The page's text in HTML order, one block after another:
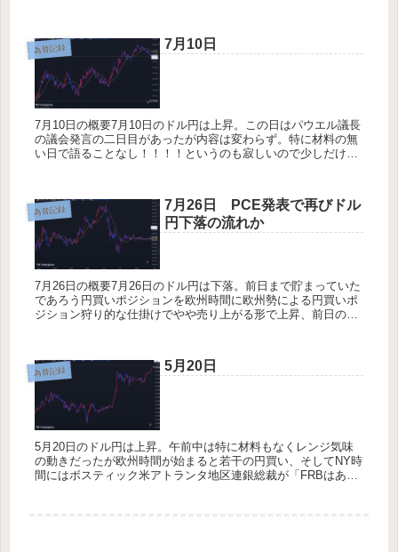
為替記録 7月10日
7月10日の概要7月10日のドル円は上昇。この日はパウエル議長
の議会発言の二日目があったが内容は変わらず。特に材料の無
い日で語ることなし！！！！というのも寂しいので少しだけ大
為替記録
7月26日 PCE発表で再びドル
円下落の流れか
7月26日の概要7月26日のドル円は下落。前日まで貯まっていた
であろう円買いポジションを欧州時間に欧州勢による円買いポ
ジション狩り的な仕掛けでやや売り上がる形で上昇、前日の高
為替記録 5月20日
5月20日のドル円は上昇。午前中は特に材料もなくレンジ気味
の動きだったが欧州時間が始まると若干の円買い、そしてNY時
間にはボスティック米アトランタ地区連銀総裁が「FRBはあら